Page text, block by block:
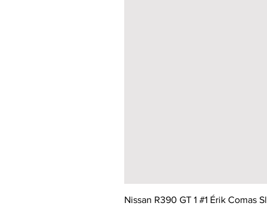
Nissan R390 GT 1 #1 Érik Comas